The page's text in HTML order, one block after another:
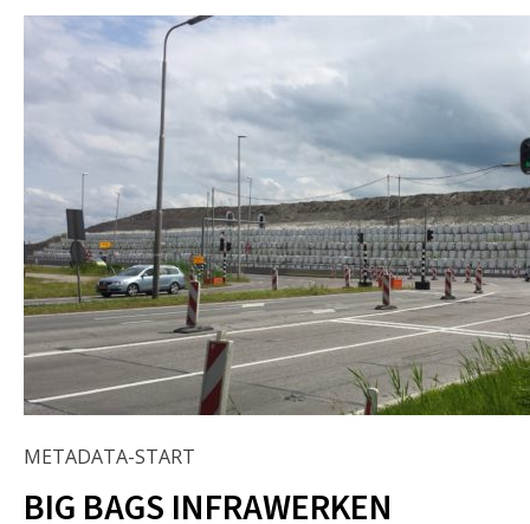
METADATA-START
BIG BAGS INFRAWERKEN